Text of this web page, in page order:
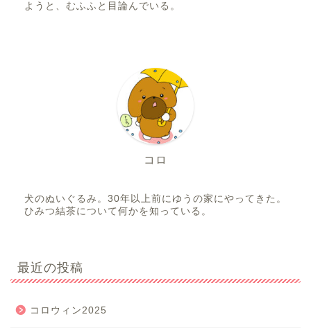
ようと、むふふと目論んでいる。
コロ
犬のぬいぐるみ。30年以上前にゆうの家にやってきた。
ひみつ結茶について何かを知っている。
最近の投稿
コロウィン2025